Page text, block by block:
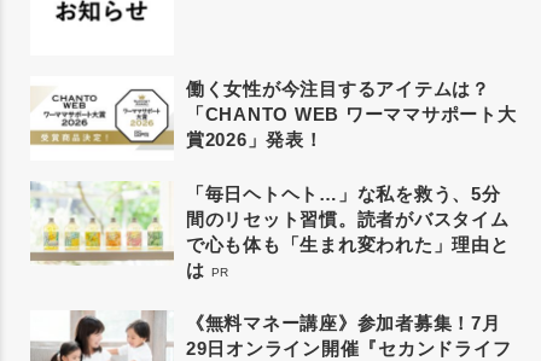
働く女性が今注目するアイテムは？
「CHANTO WEB ワーママサポート大
賞2026」発表！
「毎日ヘトヘト…」な私を救う、5分
間のリセット習慣。読者がバスタイム
で心も体も「生まれ変われた」理由と
は PR
《無料マネー講座》参加者募集！7月
29日オンライン開催『セカンドライフ